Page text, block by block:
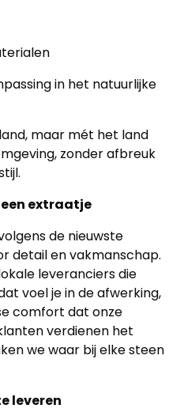
in het natuurlijke
maar mét het land
zonder afbreuk
extraatje
de nieuwste
detail en vakmanschap.
leveranciers die
voel je in de afwerking,
comfort dat onze
verdienen het
we waar bij elke steen
leveren